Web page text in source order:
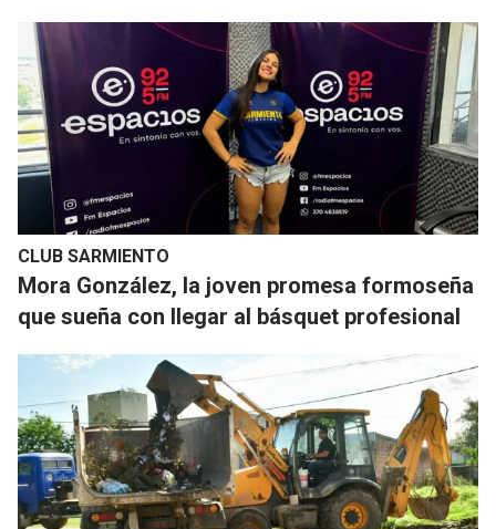
CLUB SARMIENTO
Mora González, la joven promesa formoseña
que sueña con llegar al básquet profesional